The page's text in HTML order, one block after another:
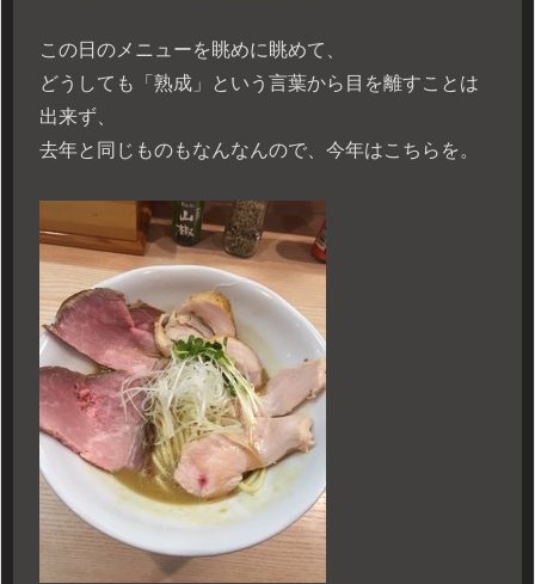
この日のメニューを眺めに眺めて、
どうしても「熟成」という言葉から目を離すことは
出来ず、
去年と同じものもなんなんので、今年はこちらを。